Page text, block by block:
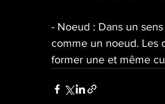
- Noeud : Dans un sens
comme un noeud. Les
former une et même